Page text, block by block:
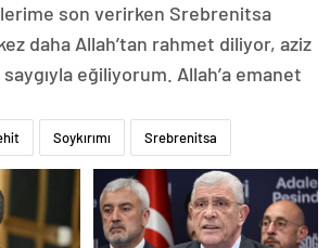
son verirken Srebrenitsa
daha Allah’tan rahmet diliyor, aziz
eğiliyorum. Allah’a emanet
Soykırımı Srebrenitsa